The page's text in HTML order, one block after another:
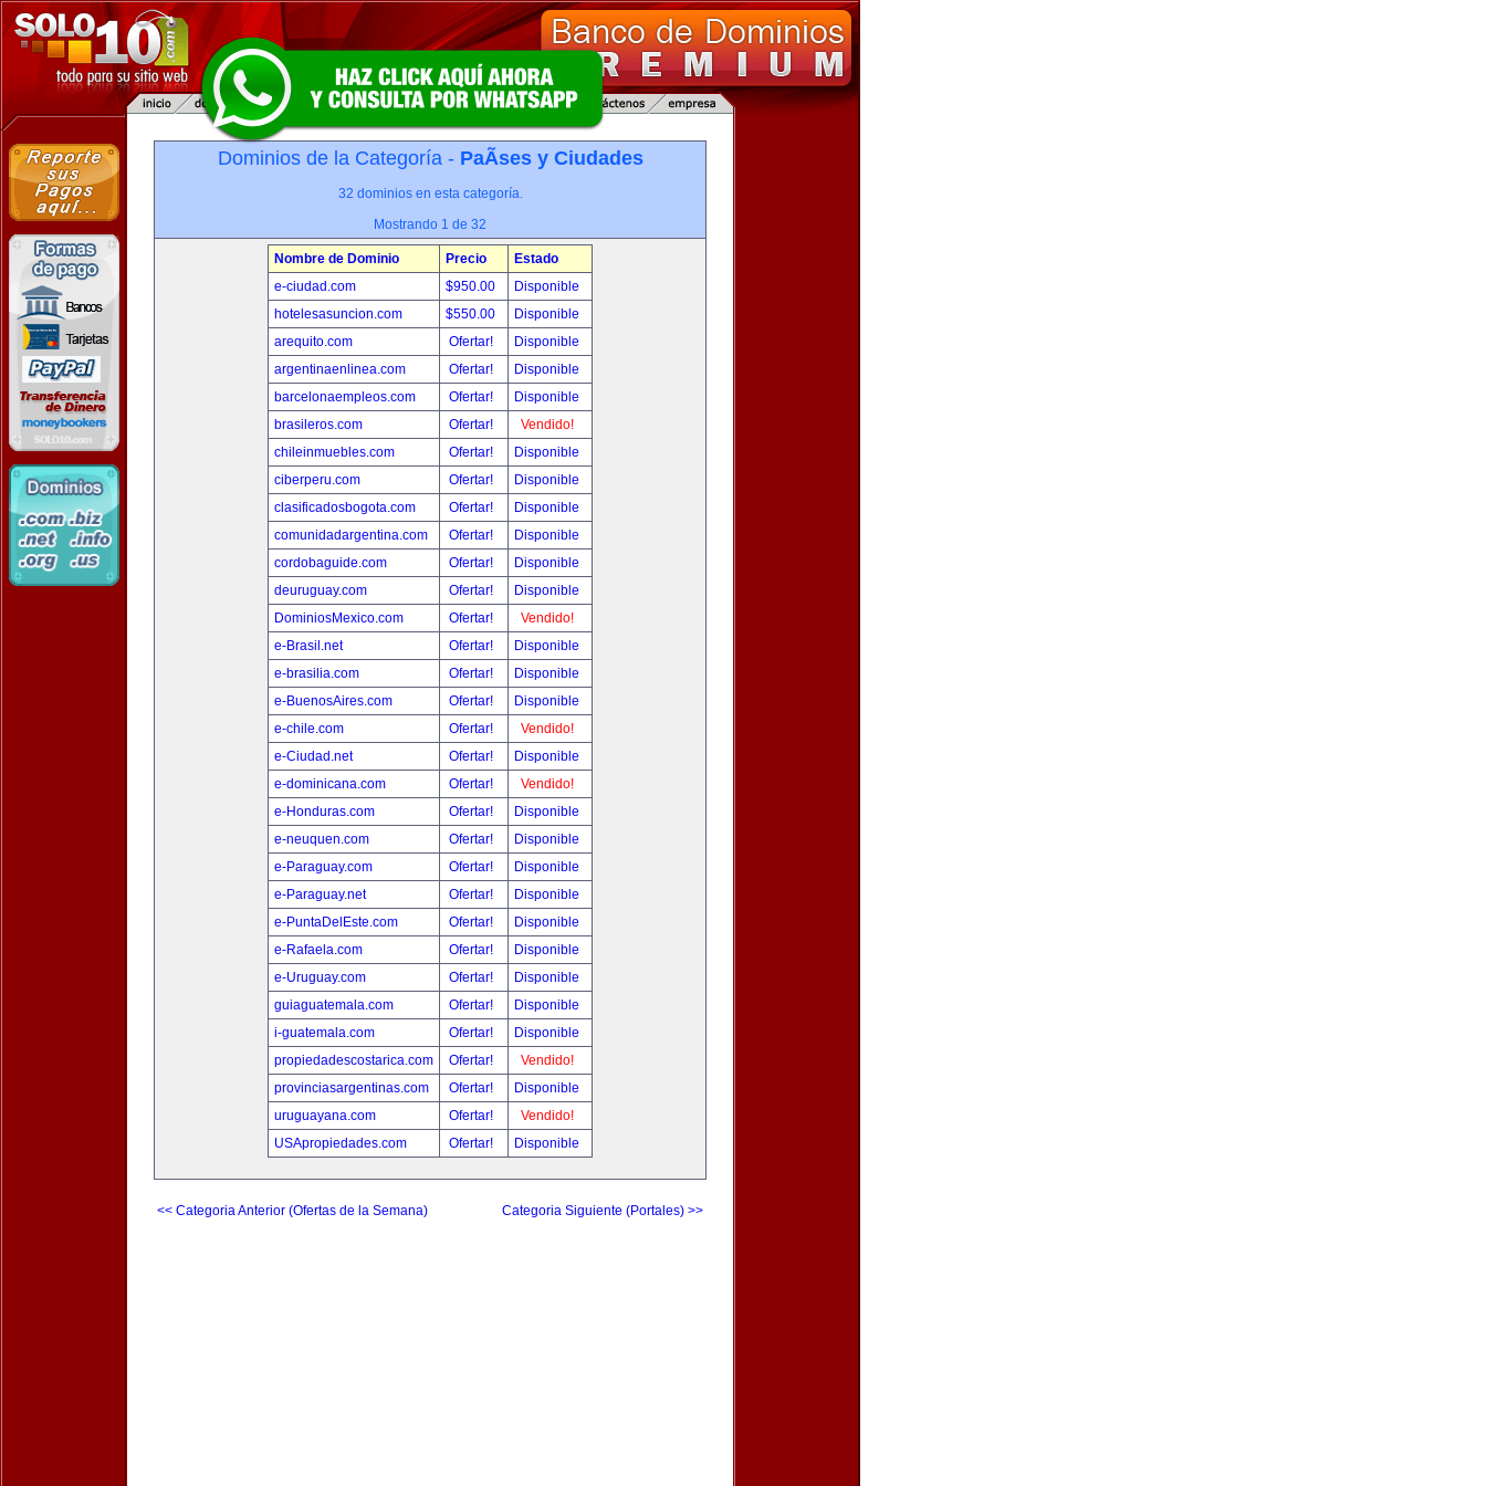
Dominios de la Categoría - PaÃ­ses y Ciudades
32 dominios en esta categoría.
Mostrando 1 de 32
Nombre de Dominio Precio
Estado
e-ciudad.com
$950.00
Disponible
hotelesasuncion.com
$550.00
Disponible
arequito.com
Ofertar!
Disponible
argentinaenlinea.com
Ofertar!
Disponible
barcelonaempleos.com
Ofertar!
Disponible
brasileros.com
Ofertar!
Vendido!
chileinmuebles.com
Ofertar!
Disponible
ciberperu.com
Ofertar!
Disponible
clasificadosbogota.com
Ofertar!
Disponible
comunidadargentina.com
Ofertar!
Disponible
cordobaguide.com
Ofertar!
Disponible
deuruguay.com
Ofertar!
Disponible
DominiosMexico.com
Ofertar!
Vendido!
e-Brasil.net
Ofertar!
Disponible
e-brasilia.com
Ofertar!
Disponible
e-BuenosAires.com
Ofertar!
Disponible
e-chile.com
Ofertar!
Vendido!
e-Ciudad.net
Ofertar!
Disponible
e-dominicana.com
Ofertar!
Vendido!
e-Honduras.com
Ofertar!
Disponible
e-neuquen.com
Ofertar!
Disponible
e-Paraguay.com
Ofertar!
Disponible
e-Paraguay.net
Ofertar!
Disponible
e-PuntaDelEste.com
Ofertar!
Disponible
e-Rafaela.com
Ofertar!
Disponible
e-Uruguay.com
Ofertar!
Disponible
guiaguatemala.com
Ofertar!
Disponible
i-guatemala.com
Ofertar!
Disponible
propiedadescostarica.com
Ofertar!
Vendido!
provinciasargentinas.com
Ofertar!
Disponible
uruguayana.com
Ofertar!
Vendido!
USApropiedades.com
Ofertar! Disponible
<< Categoria Anterior (Ofertas de la Semana) Categoria Siguiente (Portales) >>